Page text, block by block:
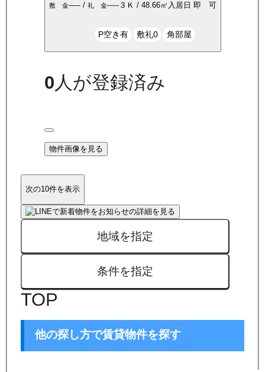
敷 金----- /礼 金----- ３Ｋ /48.66㎡ 入居日 即 可
P空き有 敷礼0 角部屋
0 人が登録済み
物件画像を見る
次の10件を表示
地域を指定
条件を指定
TOP
他の探し方で賃貸物件を探す